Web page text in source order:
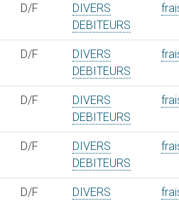
D/F
DIVERS
DEBITEURS
D/F
DIVERS
DEBITEURS
D/F
DIVERS
DEBITEURS
D/F
DIVERS
DEBITEURS
D/F
DIVERS